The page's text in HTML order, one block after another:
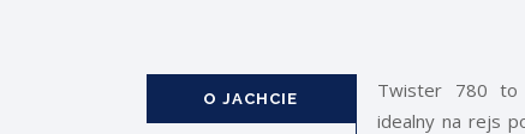
O JACHCIE
Twister 780 to
idealny na rejs